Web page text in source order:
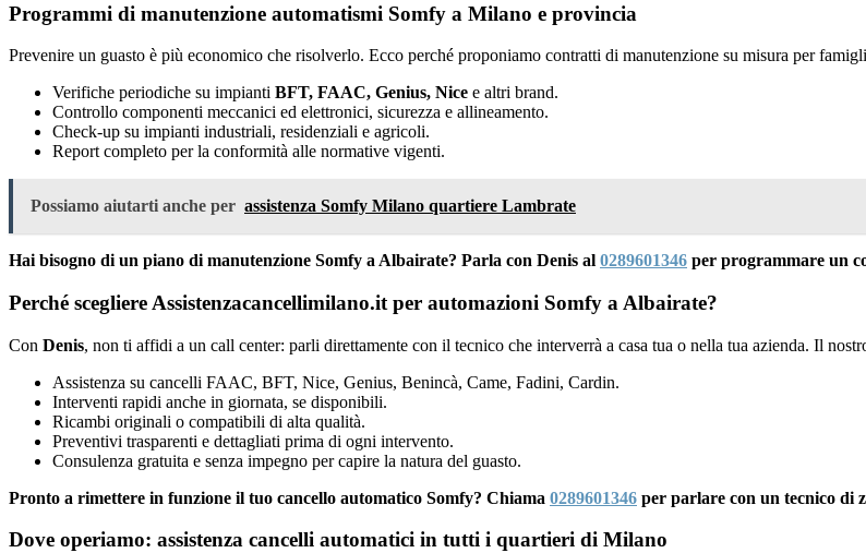
Programmi di manutenzione automatismi Somfy a Milano e provincia
Prevenire un guasto è più economico che risolverlo. Ecco perché proponiamo contratti di manutenzione su misura per
Verifiche periodiche su impianti BFT, FAAC, Genius, Nice e altri brand.
Controllo componenti meccanici ed elettronici, sicurezza e allineamento.
Check-up su impianti industriali, residenziali e agricoli.
Report completo per la conformità alle normative vigenti.
Possiamo aiutarti anche per assistenza Somfy Milano quartiere Lambrate
Hai bisogno di un piano di manutenzione Somfy a Albairate? Parla con Denis al 0289601346 per programmare un
Perché scegliere Assistenzacancellimilano.it per automazioni Somfy a Albairate?
Con Denis, non ti affidi a un call center: parli direttamente con il tecnico che interverrà a casa tua o nella tua azienda. Il
Assistenza su cancelli FAAC, BFT, Nice, Genius, Benincà, Came, Fadini, Cardin.
Interventi rapidi anche in giornata, se disponibili.
Ricambi originali o compatibili di alta qualità.
Preventivi trasparenti e dettagliati prima di ogni intervento.
Consulenza gratuita e senza impegno per capire la natura del guasto.
Pronto a rimettere in funzione il tuo cancello automatico Somfy? Chiama 0289601346 per parlare con un tecnico di
Dove operiamo: assistenza cancelli automatici in tutti i quartieri di Milano